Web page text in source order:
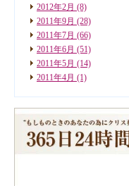
2012年2月 (8)
2011年9月 (28)
2011年7月 (66)
2011年6月 (51)
2011年5月 (14)
2011年4月 (1)